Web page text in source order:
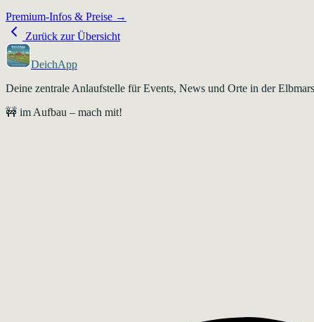
Premium-Infos & Preise →
Zurück zur Übersicht
DeichApp
Deine zentrale Anlaufstelle für Events, News und Orte in der
🚧 im Aufbau – mach mit!